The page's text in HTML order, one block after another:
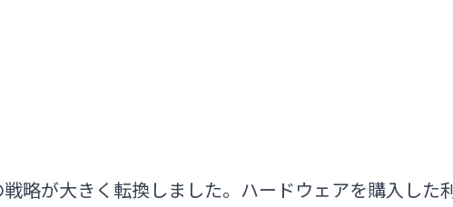
略が大きく転換しました。ハードウェアを購入した